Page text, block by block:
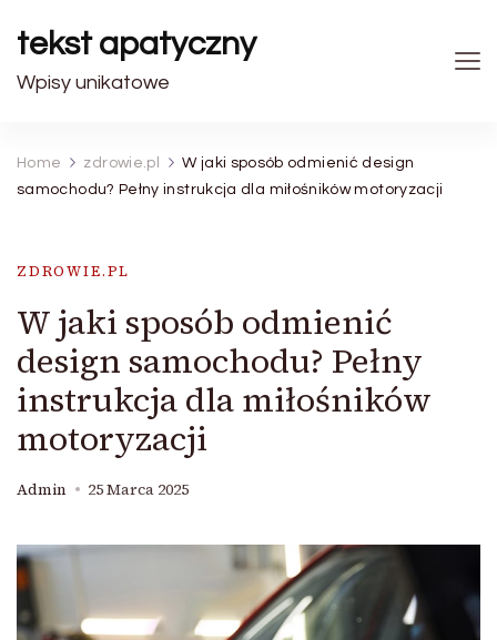
tekst apatyczny
Wpisy unikatowe
Home zdrowie.pl
W jaki sposób odmienić design
samochodu? Pełny instrukcja dla miłośników motoryzacji
ZDROWIE.PL
W jaki sposób odmienić
design samochodu? Pełny
instrukcja dla miłośników
motoryzacji
Admin 25 Marca 2025